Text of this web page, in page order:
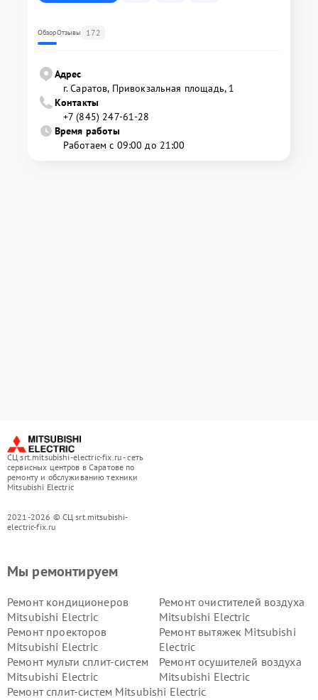
ОбзорОтзывы 172
Адрес
г. Саратов, Привокзальная площадь, 1
Контакты
+7 (845) 247-61-28
Время работы
Работаем с 09:00 до 21:00
СЦ srt.mitsubishi-electric-fix.ru - сеть
сервисных центров в Саратове по
ремонту и обслуживанию техники
Mitsubishi Electric
2021-2026 © СЦ srt.mitsubishi-
electric-fix.ru
Мы ремонтируем
Ремонт кондиционеров
Mitsubishi Electric
Ремонт очистителей воздуха
Mitsubishi Electric
Ремонт проекторов
Mitsubishi Electric
Ремонт вытяжек Mitsubishi
Electric
Ремонт мульти сплит-систем
Mitsubishi Electric
Ремонт осушителей воздуха
Mitsubishi Electric
Ремонт сплит-систем Mitsubishi Electric